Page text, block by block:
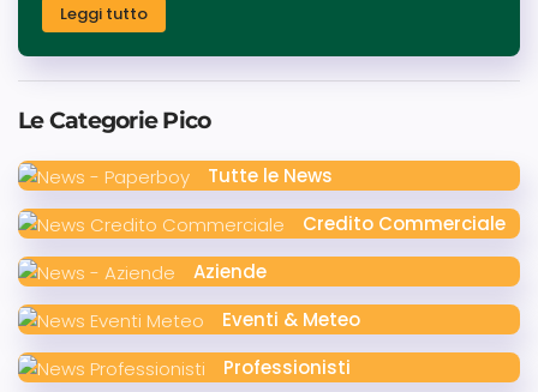
Leggi tutto
Le Categorie Pico
Tutte le News
Credito Commerciale
Aziende
Eventi & Meteo
Professionisti